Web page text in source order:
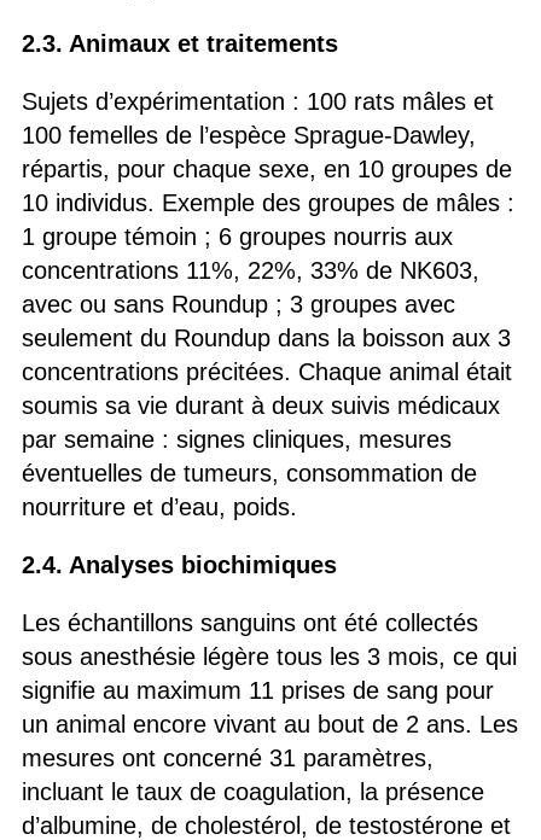
2.3. Animaux et traitements
Sujets d’expérimentation : 100 rats mâles et
100 femelles de l’espèce Sprague-Dawley,
répartis, pour chaque sexe, en 10 groupes de
10 individus. Exemple des groupes de mâles :
1 groupe témoin ; 6 groupes nourris aux
concentrations 11%, 22%, 33% de NK603,
avec ou sans Roundup ; 3 groupes avec
seulement du Roundup dans la boisson aux 3
concentrations précitées. Chaque animal était
soumis sa vie durant à deux suivis médicaux
par semaine : signes cliniques, mesures
éventuelles de tumeurs, consommation de
nourriture et d’eau, poids.
2.4. Analyses biochimiques
Les échantillons sanguins ont été collectés
sous anesthésie légère tous les 3 mois, ce qui
signifie au maximum 11 prises de sang pour
un animal encore vivant au bout de 2 ans. Les
mesures ont concerné 31 paramètres,
incluant le taux de coagulation, la présence
d’albumine, de cholestérol, de testostérone et